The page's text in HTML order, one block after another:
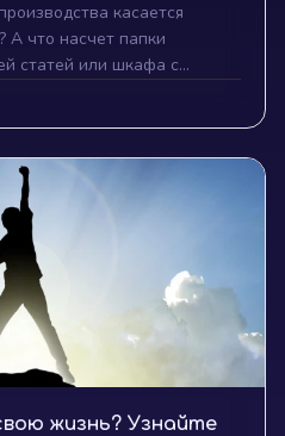
касается
А что насчет папки
статей или шкафа с
не наденешь?
жизнь? Узнайте